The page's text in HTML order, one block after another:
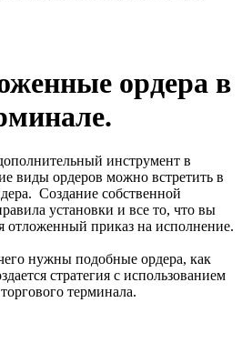
ордера в
инструмент в
виды ордеров можно встретить в
Создание собственной
установки и все то, что вы
отложенный приказ на исполнение.
нужны подобные ордера, как
стратегия с использованием
терминала.